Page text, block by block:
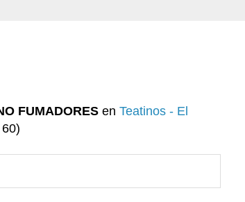
FUMADORES en Teatinos - El